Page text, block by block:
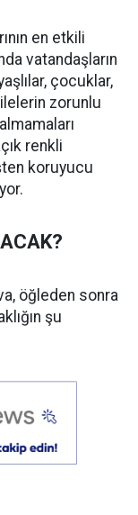
en etkili
vatandaşların
çocuklar,
zorunlu
renkli
koruyucu
öğleden sonra
şu